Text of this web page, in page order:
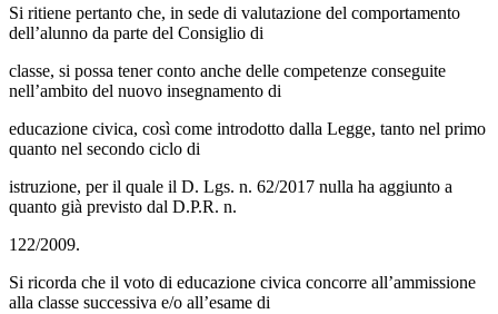
Si ritiene pertanto che, in sede di valutazione del comportamento
dell’alunno da parte del Consiglio di
classe, si possa tener conto anche delle competenze conseguite
nell’ambito del nuovo insegnamento di
educazione civica, così come introdotto dalla Legge, tanto nel primo
quanto nel secondo ciclo di
istruzione, per il quale il D. Lgs. n. 62/2017 nulla ha aggiunto a
quanto già previsto dal D.P.R. n.
122/2009.
Si ricorda che il voto di educazione civica concorre all’ammissione
alla classe successiva e/o all’esame di